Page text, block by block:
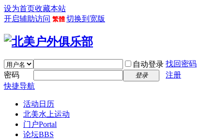
设为首页收藏本站
开启辅助访问 繁體 切换到宽版
自动登录 找回密码
密码
登录
注册
快捷导航
活动日历
北美水上运动
门户Portal
论坛BBS